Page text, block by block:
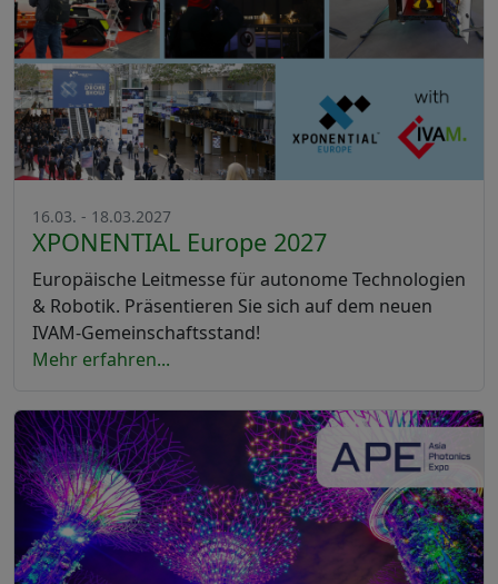
16.03. - 18.03.2027
XPONENTIAL Europe 2027
Europäische Leitmesse für autonome Technologien
& Robotik. Präsentieren Sie sich auf dem neuen
IVAM-Gemeinschaftsstand!
Mehr erfahren...